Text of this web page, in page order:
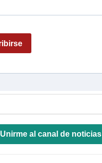
Unirme al canal de noticias